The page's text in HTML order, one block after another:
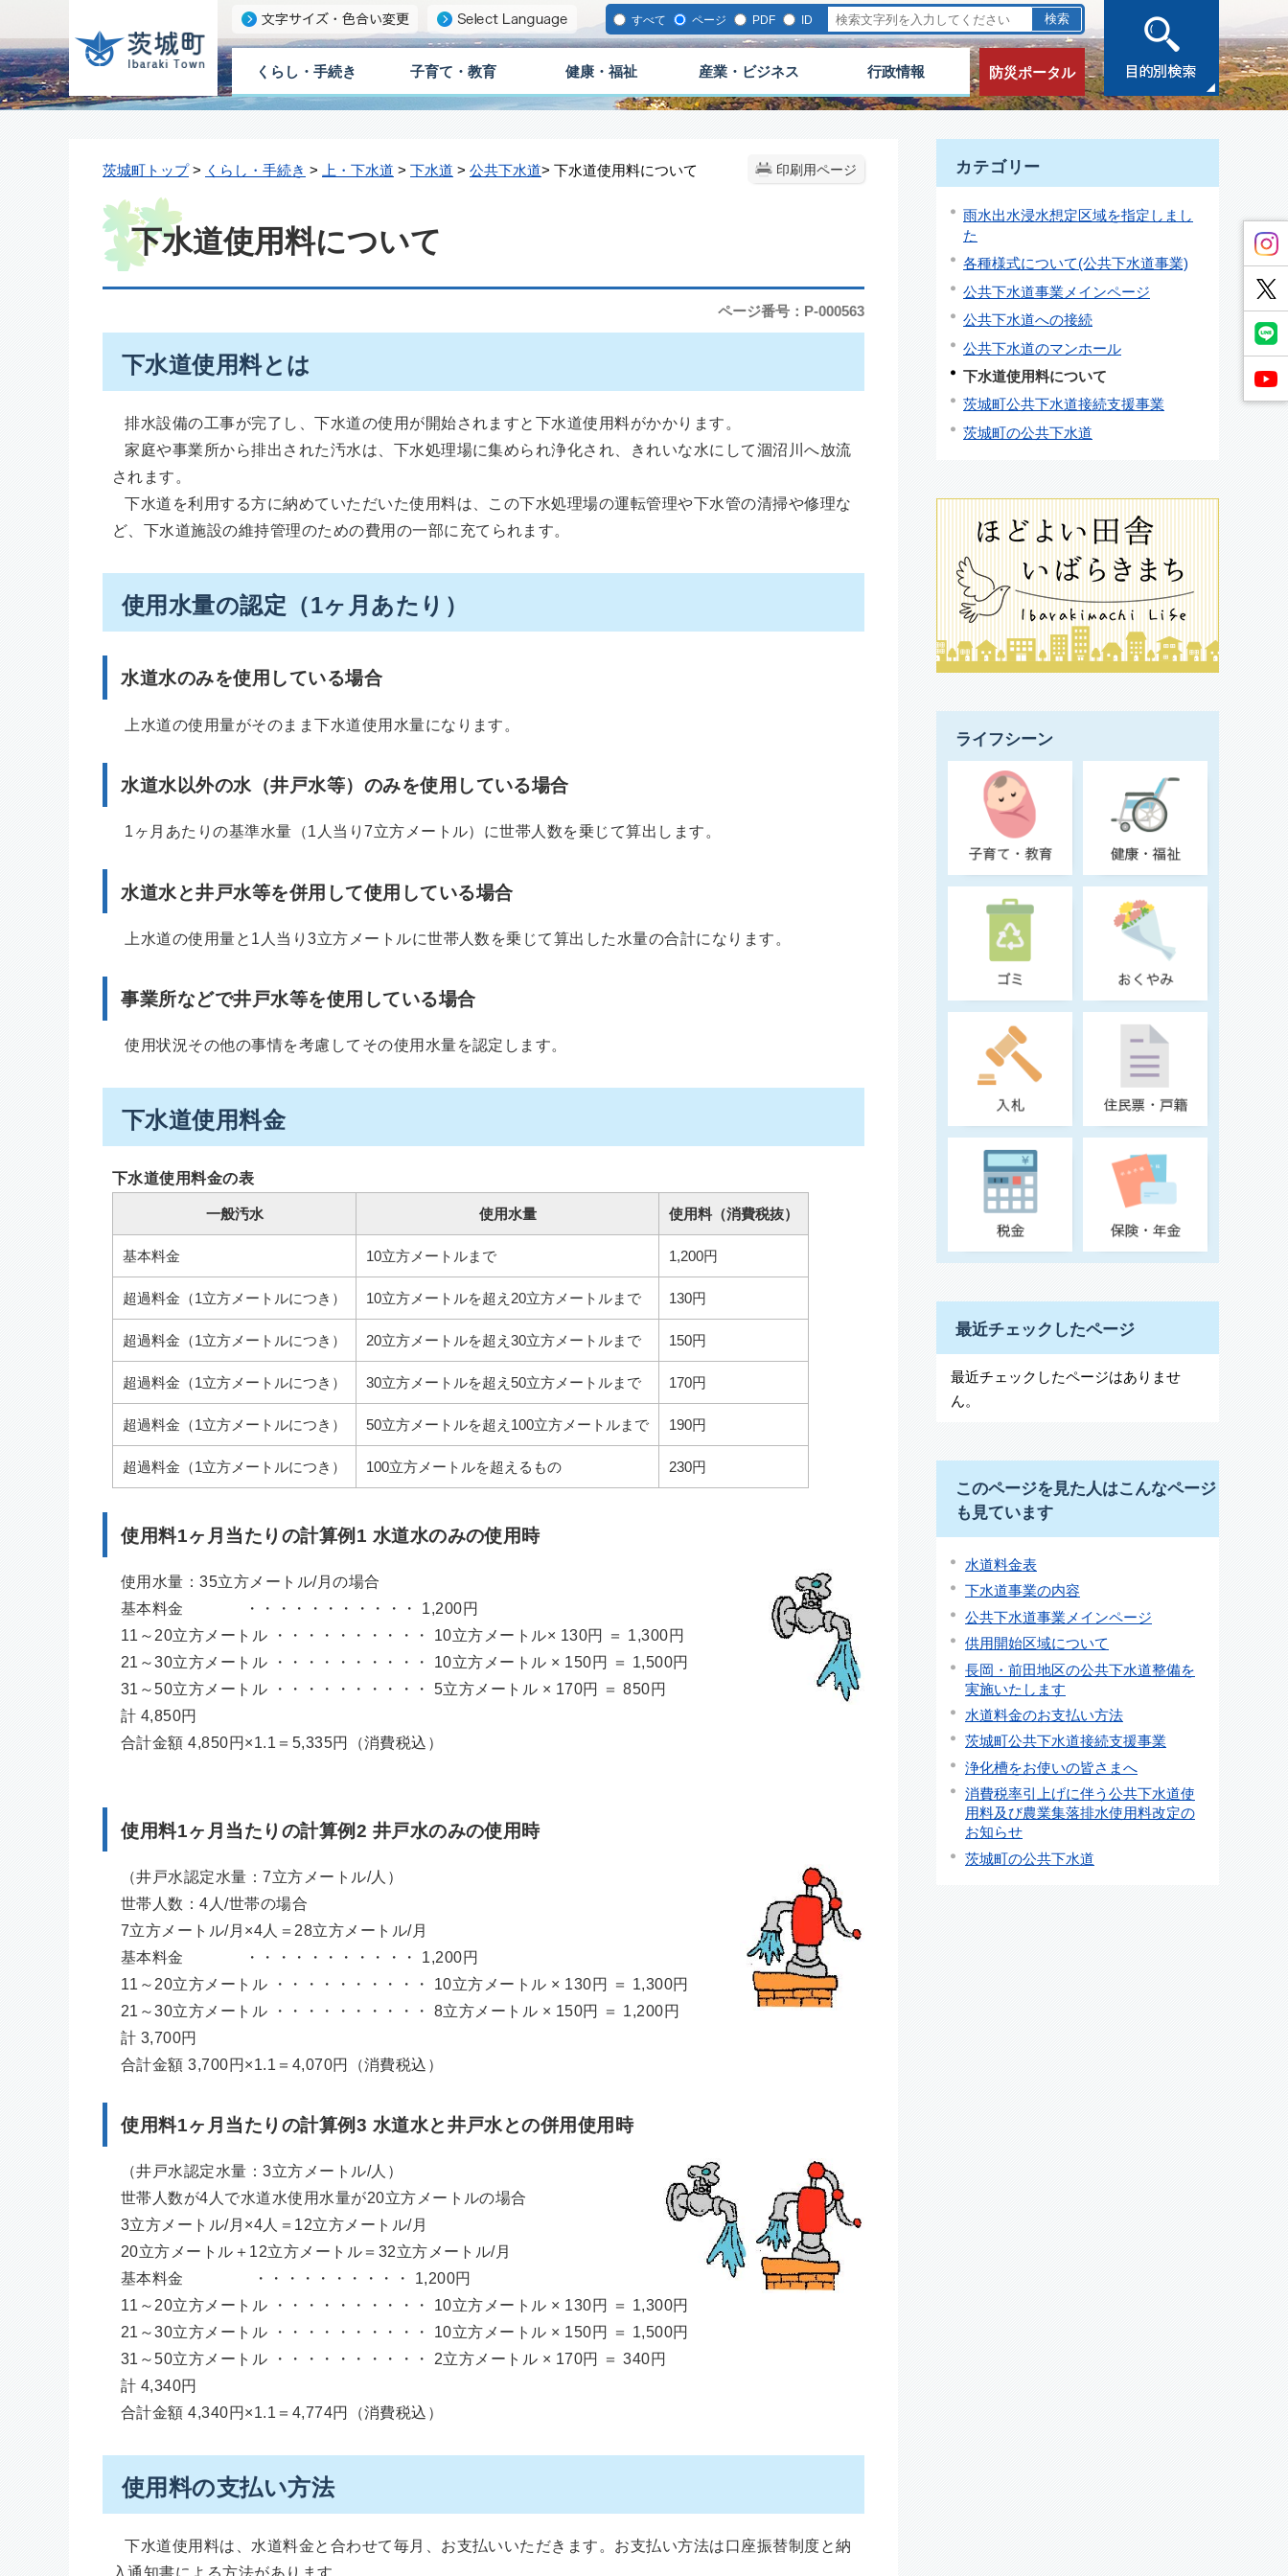
すべて ページ PDF ID
くらし・手続き 子育て・教育 健康・福祉 産業・ビジネス 行政情報 防災ポータル
印刷用ページ
茨城町トップ> くらし・手続き > 上・下水道 > 下水道 > 公共下水道> 下水道使用料について
下水道使用料について
ページ番号：P-000563
下水道使用料とは
排水設備の工事が完了し、下水道の使用が開始されますと下水道使用料がかかります。
家庭や事業所から排出された汚水は、下水処理場に集められ浄化され、きれいな水にして涸沼川へ放流
されます。
下水道を利用する方に納めていただいた使用料は、この下水処理場の運転管理や下水管の清掃や修理な
ど、下水道施設の維持管理のための費用の一部に充てられます。
使用水量の認定（1ヶ月あたり）
水道水のみを使用している場合
上水道の使用量がそのまま下水道使用水量になります。
水道水以外の水（井戸水等）のみを使用している場合
1ヶ月あたりの基準水量（1人当り7立方メートル）に世帯人数を乗じて算出します。
水道水と井戸水等を併用して使用している場合
上水道の使用量と1人当り3立方メートルに世帯人数を乗じて算出した水量の合計になります。
事業所などで井戸水等を使用している場合
使用状況その他の事情を考慮してその使用水量を認定します。
下水道使用料金
下水道使用料金の表
一般汚水 使用水量 使用料（消費税抜）
基本料金 10立方メートルまで 1,200円
超過料金（1立方メートルにつき） 10立方メートルを超え20立方メートルまで 130円
超過料金（1立方メートルにつき） 20立方メートルを超え30立方メートルまで 150円
超過料金（1立方メートルにつき） 30立方メートルを超え50立方メートルまで 170円
超過料金（1立方メートルにつき） 50立方メートルを超え100立方メートルまで 190円
超過料金（1立方メートルにつき） 100立方メートルを超えるもの 230円
使用料1ヶ月当たりの計算例1 水道水のみの使用時
使用水量：35立方メートル/月の場合
基本料金 ・・・・・・・・・・・ 1,200円
11～20立方メートル ・・・・・・・・・・ 10立方メートル× 130円 ＝ 1,300円
21～30立方メートル ・・・・・・・・・・ 10立方メートル × 150円 ＝ 1,500円
31～50立方メートル ・・・・・・・・・・ 5立方メートル × 170円 ＝ 850円
計 4,850円
合計金額 4,850円×1.1＝5,335円（消費税込）
使用料1ヶ月当たりの計算例2 井戸水のみの使用時
（井戸水認定水量：7立方メートル/人）
世帯人数：4人/世帯の場合
7立方メートル/月×4人＝28立方メートル/月
基本料金 ・・・・・・・・・・・ 1,200円
11～20立方メートル ・・・・・・・・・・ 10立方メートル × 130円 ＝ 1,300円
21～30立方メートル ・・・・・・・・・・ 8立方メートル × 150円 ＝ 1,200円
計 3,700円
合計金額 3,700円×1.1＝4,070円（消費税込）
使用料1ヶ月当たりの計算例3 水道水と井戸水との併用使用時
（井戸水認定水量：3立方メートル/人）
世帯人数が4人で水道水使用水量が20立方メートルの場合
3立方メートル/月×4人＝12立方メートル/月
20立方メートル＋12立方メートル＝32立方メートル/月
基本料金 ・・・・・・・・・・ 1,200円
11～20立方メートル ・・・・・・・・・・ 10立方メートル × 130円 ＝ 1,300円
21～30立方メートル ・・・・・・・・・・ 10立方メートル × 150円 ＝ 1,500円
31～50立方メートル ・・・・・・・・・・ 2立方メートル × 170円 ＝ 340円
計 4,340円
合計金額 4,340円×1.1＝4,774円（消費税込）
使用料の支払い方法
下水道使用料は、水道料金と合わせて毎月、お支払いいただきます。お支払い方法は口座振替制度と納
カテゴリー
雨水出水浸水想定区域を指定しまし
た
各種様式について(公共下水道事業)
公共下水道事業メインページ
公共下水道への接続
公共下水道のマンホール
下水道使用料について
茨城町公共下水道接続支援事業
茨城町の公共下水道
ライフシーン
最近チェックしたページ
最近チェックしたページはありませ
ん。
このページを見た人はこんなページ
も見ています
水道料金表
下水道事業の内容
公共下水道事業メインページ
供用開始区域について
長岡・前田地区の公共下水道整備を
実施いたします
水道料金のお支払い方法
茨城町公共下水道接続支援事業
浄化槽をお使いの皆さまへ
消費税率引上げに伴う公共下水道使
用料及び農業集落排水使用料改定の
お知らせ
茨城町の公共下水道